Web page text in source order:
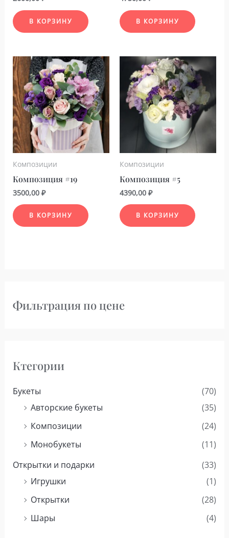
Фильтрация по цене
Ктегории
Букеты
(70)
Авторские букеты
(35)
Композиции
(24)
Монобукеты
(11)
Открытки и подарки
(33)
Игрушки
(1)
Открытки
(28)
Шары
(4)
В КОРЗИНУ В КОРЗИНУ
Композиции
Композиция #19
3500,00 ₽
В КОРЗИНУ
Композиции
Композиция #5
4390,00 ₽
В КОРЗИНУ